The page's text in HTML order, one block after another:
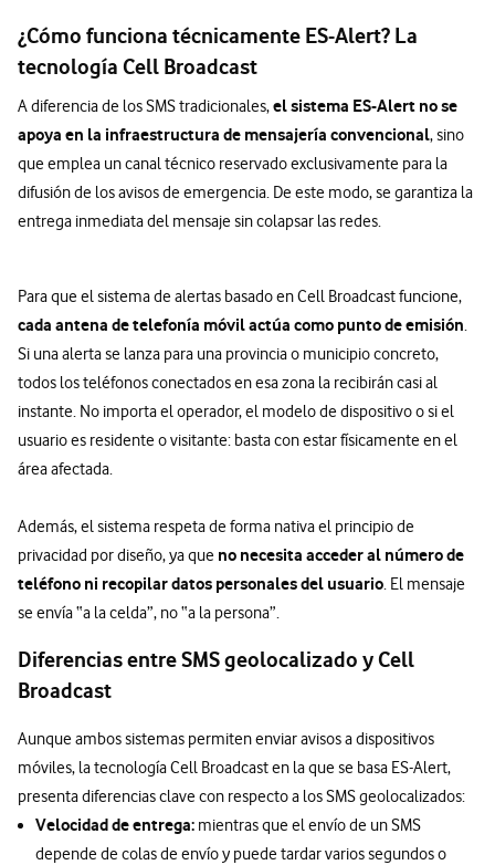
¿Cómo funciona técnicamente ES-Alert? La
tecnología Cell Broadcast
A diferencia de los SMS tradicionales,el sistema ES-Alert no se
apoya en la infraestructura de mensajería convencional, sino
que emplea un canal técnico reservado exclusivamente para la
difusión de los avisos de emergencia. De este modo, se garantiza la
entrega inmediata del mensaje sin colapsar las redes.
Para que el sistema de alertas basado en Cell Broadcast funcione,
cada antena de telefonía móvil actúa como punto de emisión.
Si una alerta se lanza para una provincia o municipio concreto,
todos los teléfonos conectados en esa zona la recibirán casi al
instante. No importa el operador, el modelo de dispositivo o si el
usuario es residente o visitante: basta con estar físicamente en el
área afectada.
Además, el sistema respeta de forma nativa el principio de
privacidad por diseño, ya que no necesita acceder al número de
teléfono ni recopilar datos personales del usuario. El mensaje
se envía “a la celda”, no “a la persona”.
Diferencias entre SMS geolocalizado y Cell
Broadcast
Aunque ambos sistemas permiten enviar avisos a dispositivos
móviles, la tecnología Cell Broadcast en la que se basa ES-Alert,
presenta diferencias clave con respecto a los SMS geolocalizados:
Velocidad de entrega: mientras que el envío de un SMS
depende de colas de envío y puede tardar varios segundos o